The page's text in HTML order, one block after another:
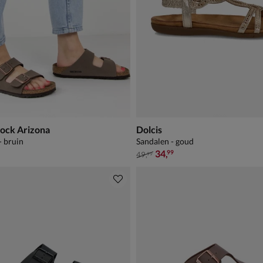
Arizona
bruin
Dolcis
Sandalen - goud
van € 49,99 voor € 34,99
49,99 34,99